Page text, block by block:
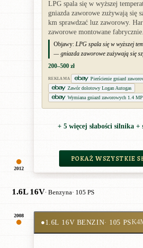
2012
LPG spala się w wyższej
gniazda zaworowe zużywają się
km sprawdzać luz zaworowy.
zaworowe montowane fabrycznie.
Objawy: LPG spala się w wyższej
— gniazda zaworowe zużywają się
200–500 zł
REKLAMA
Pierścienie gniazd
Zawór dolotowy Logan Autogas
Wymiana gniazd zaworowych 1.4
+ 5 więcej słabości silnika +
POKAŻ WSZYSTKIE
1.6L 16V· Benzyna· 105 PS
2008
●1.6L 16V BENZIN· 105 PS